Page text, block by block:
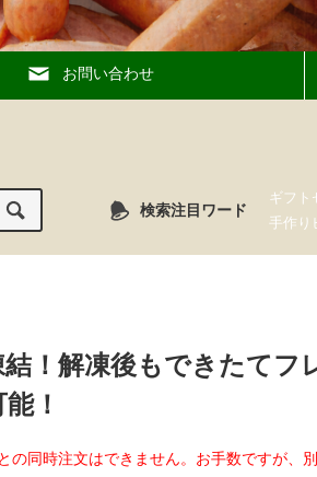
お問い合わせ
検索注目ワード
ギフト
手作り
！解凍後もできたて
！
同時注文はできません。お手数ですが、